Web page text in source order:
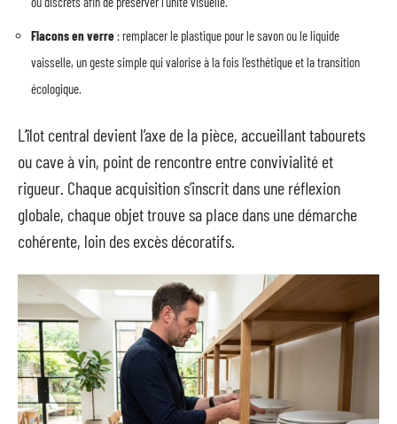
Flacons en verre : remplacer le plastique pour le savon ou le liquide
vaisselle, un geste simple qui valorise à la fois l’esthétique et la transition
écologique.
L’îlot central devient l’axe de la pièce, accueillant tabourets
ou cave à vin, point de rencontre entre convivialité et
rigueur. Chaque acquisition s’inscrit dans une réflexion
globale, chaque objet trouve sa place dans une démarche
cohérente, loin des excès décoratifs.